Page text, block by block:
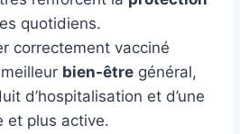
quotidiens.
correctement vacciné
bien-être général,
d’hospitalisation et d’une
et plus active.